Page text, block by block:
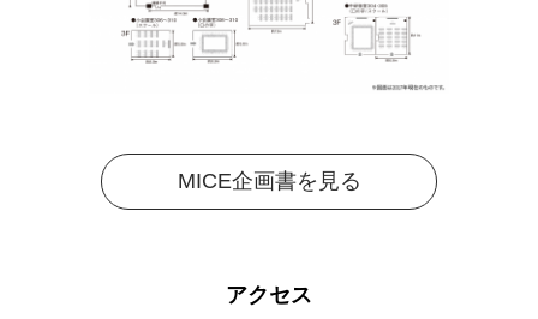
MICE企画書を見る
アクセス